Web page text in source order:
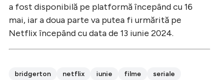
a fost disponibilă pe platformă începând cu 16
mai, iar a doua parte va putea fi urmărită pe
Netflix începând cu data de 13 iunie 2024.
bridgerton netflix iunie filme seriale